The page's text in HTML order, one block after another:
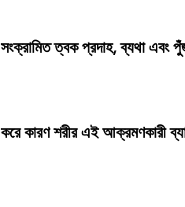
সংক্রামিত ত্বক প্রদাহ, ব্যথা এবং
করে কারণ শরীর এই আক্রমণকারী